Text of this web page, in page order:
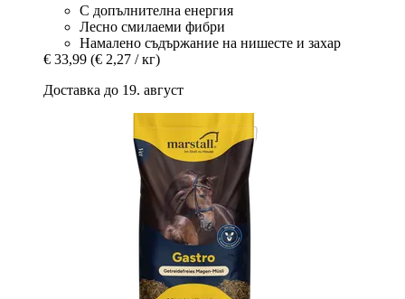
С допълнителна енергия
Лесно смилаеми фибри
Намалено съдържание на нишесте и захар
€ 33,99 (€ 2,27 / кг)
Доставка до 19. август